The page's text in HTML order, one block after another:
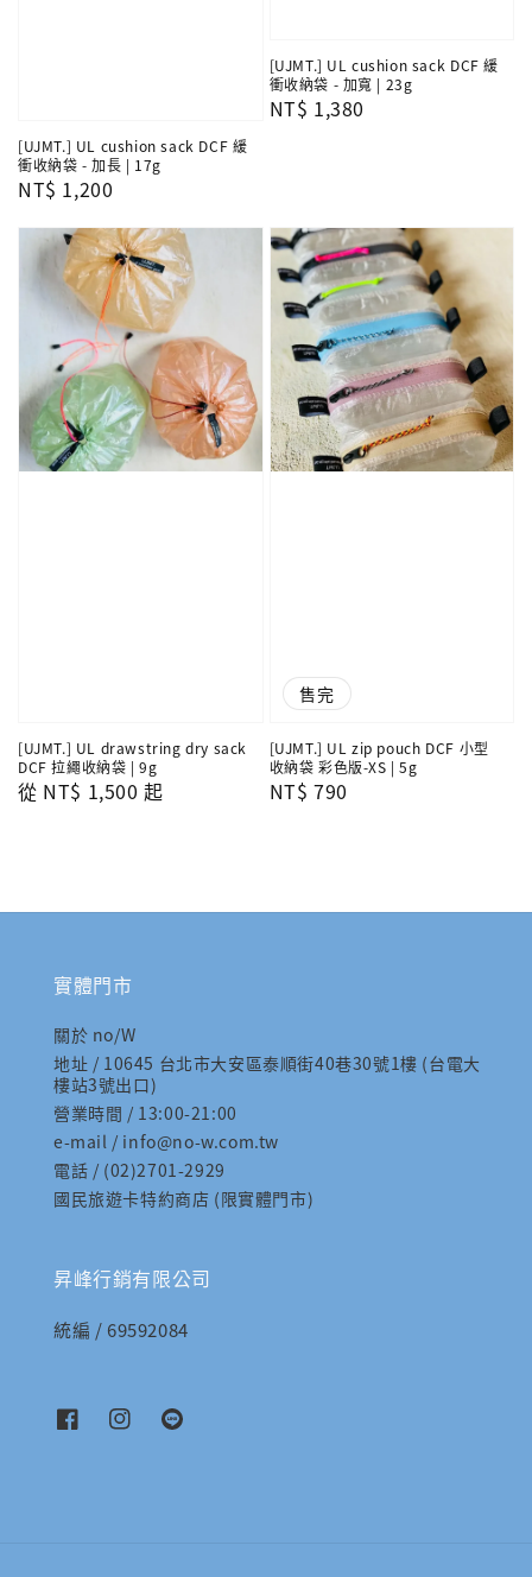
[UJMT.] UL cushion sack DCF 緩
衝收納袋 - 加長 | 17g
Regular
NT$ 1,200
[UJMT.] UL cushion sack DCF 緩
衝收納袋 - 加寬 | 23g
Regular
NT$ 1,380
[UJMT.] UL drawstring dry sack
DCF 拉繩收納袋 | 9g
Regular
從 NT$ 1,500 起
售完
[UJMT.] UL zip pouch DCF 小型
收納袋 彩色版-XS | 5g
Regular
NT$ 790
實體門市
關於 no/W
地址 / 10645 台北市大安區泰順街40巷30號1樓 (台電大
樓站3號出口)
營業時間 / 13:00-21:00
e-mail / info@no-w.com.tw
電話 / (02)2701-2929
國民旅遊卡特約商店 (限實體門市)
昇峰行銷有限公司
統編 / 69592084